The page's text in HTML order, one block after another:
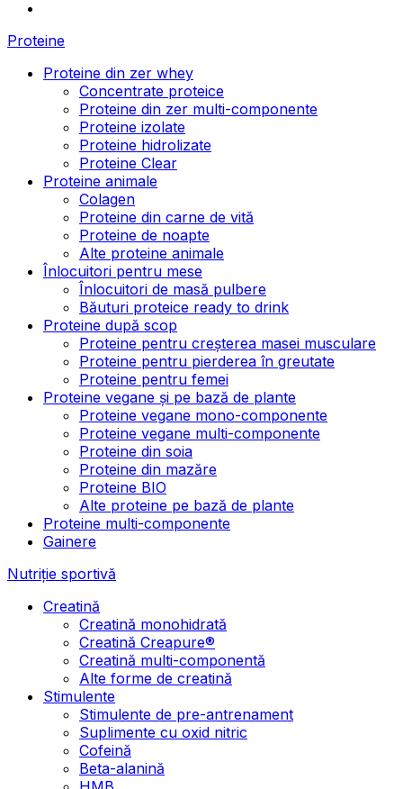
Proteine
Proteine din zer whey
Concentrate proteice
Proteine din zer multi-componente
Proteine izolate
Proteine hidrolizate
Proteine Clear
Proteine animale
Colagen
Proteine din carne de vită
Proteine de noapte
Alte proteine animale
Înlocuitori pentru mese
Înlocuitori de masă pulbere
Băuturi proteice ready to drink
Proteine după scop
Proteine pentru creșterea masei musculare
Proteine pentru pierderea în greutate
Proteine pentru femei
Proteine vegane și pe bază de plante
Proteine vegane mono-componente
Proteine vegane multi-componente
Proteine din soia
Proteine din mazăre
Proteine BIO
Alte proteine pe bază de plante
Proteine multi-componente
Gainere
Nutriție sportivă
Creatină
Creatină monohidrată
Creatină Creapure®
Creatină multi-componentă
Alte forme de creatină
Stimulente
Stimulente de pre-antrenament
Suplimente cu oxid nitric
Cofeină
Beta-alanină